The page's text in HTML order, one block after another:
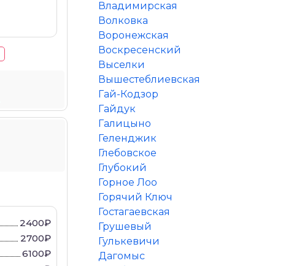
2400₽
2700₽
6100₽
Владимирская
Волковка
Воронежская
Воскресенский
Выселки
Вышестеблиевская
Гай-Кодзор
Гайдук
Галицыно
Геленджик
Глебовское
Глубокий
Горное Лоо
Горячий Ключ
Гостагаевская
Грушевый
Гулькевичи
Дагомыс